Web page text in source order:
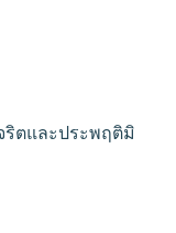
ริตและประพฤติมิ